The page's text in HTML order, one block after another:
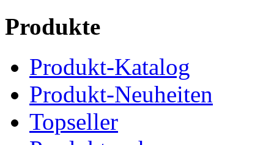
Produkte
Produkt-Katalog
Produkt-Neuheiten
Topseller